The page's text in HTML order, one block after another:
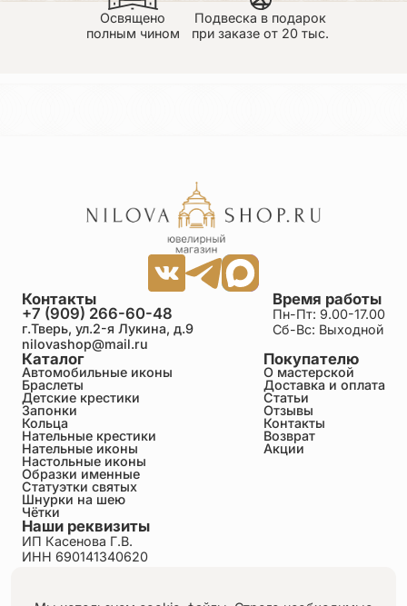
Гончаров Игорь
25.06.2026
Достоинства: Красивый и аккуратный.
Освящено
полным чином
Подвеска в подарок
при заказе от 20 тыс.
Каталог
Автомобильные иконы
Браслеты
Детские крестики
Запонки
Кольца
Нательные крестики
Нательные иконы
Настольные иконы
Образки именные
Статуэтки святых
Шнурки на шею
Чётки
Покупателю
О мастерской
Доставка и оплата
Статьи
Отзывы
Контакты
Возврат
Акции
Время работы
Пн-Пт: 9.00-17.00
Сб-Вс: Выходной
Контакты
+7 (909) 266-60-48
г.Тверь, ул.2-я Лукина, д.9
nilovashop@mail.ru
Наши реквизиты
ИП Касенова Г.В.
ИНН 690141340620
Пользовательское соглашение